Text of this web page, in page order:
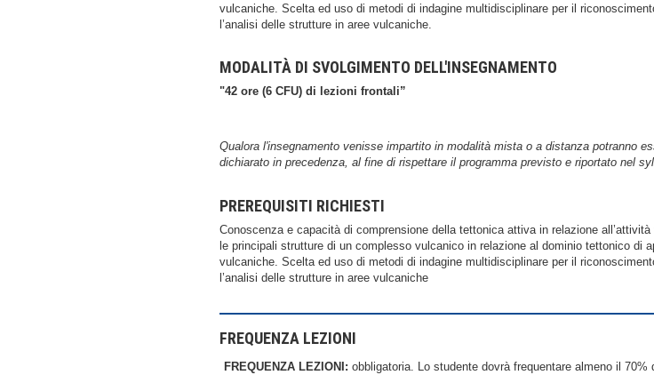
vulcaniche. Scelta ed uso di metodi di indagine multidisciplinare per il
l’analisi delle strutture in aree vulcaniche.
MODALITÀ DI SVOLGIMENTO DELL'INSEGNAMENTO
"42 ore (6 CFU) di lezioni frontali”
Qualora l'insegnamento venisse impartito in modalità mista o a distanza potranno
dichiarato in precedenza, al fine di rispettare il programma previsto e riportato nel
PREREQUISITI RICHIESTI
Conoscenza e capacità di comprensione della tettonica attiva in relazione
le principali strutture di un complesso vulcanico in relazione al dominio tettonico di
vulcaniche. Scelta ed uso di metodi di indagine multidisciplinare per il
l’analisi delle strutture in aree vulcaniche
FREQUENZA LEZIONI
FREQUENZA LEZIONI: obbligatoria. Lo studente dovrà frequentare almeno il